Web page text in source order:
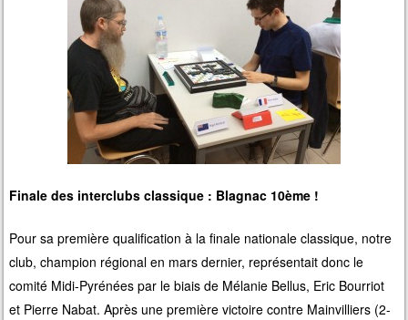
Finale des interclubs classique : Blagnac 10ème !
Pour sa première qualification à la finale nationale classique, notre
club, champion régional en mars dernier, représentait donc le
comité Midi-Pyrénées par le biais de Mélanie Bellus, Eric Bourriot
et Pierre Nabat. Après une première victoire contre Mainvilliers (2-